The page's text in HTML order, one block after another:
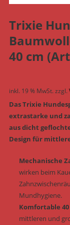
Trixie
40 cm
inkl. 19 % MwSt. zzgl.
Das Trixie
extrastarke und
aus dicht
Design für
Mechanische
wirken beim
Mundhygiene.
Komfortable
mittleren und